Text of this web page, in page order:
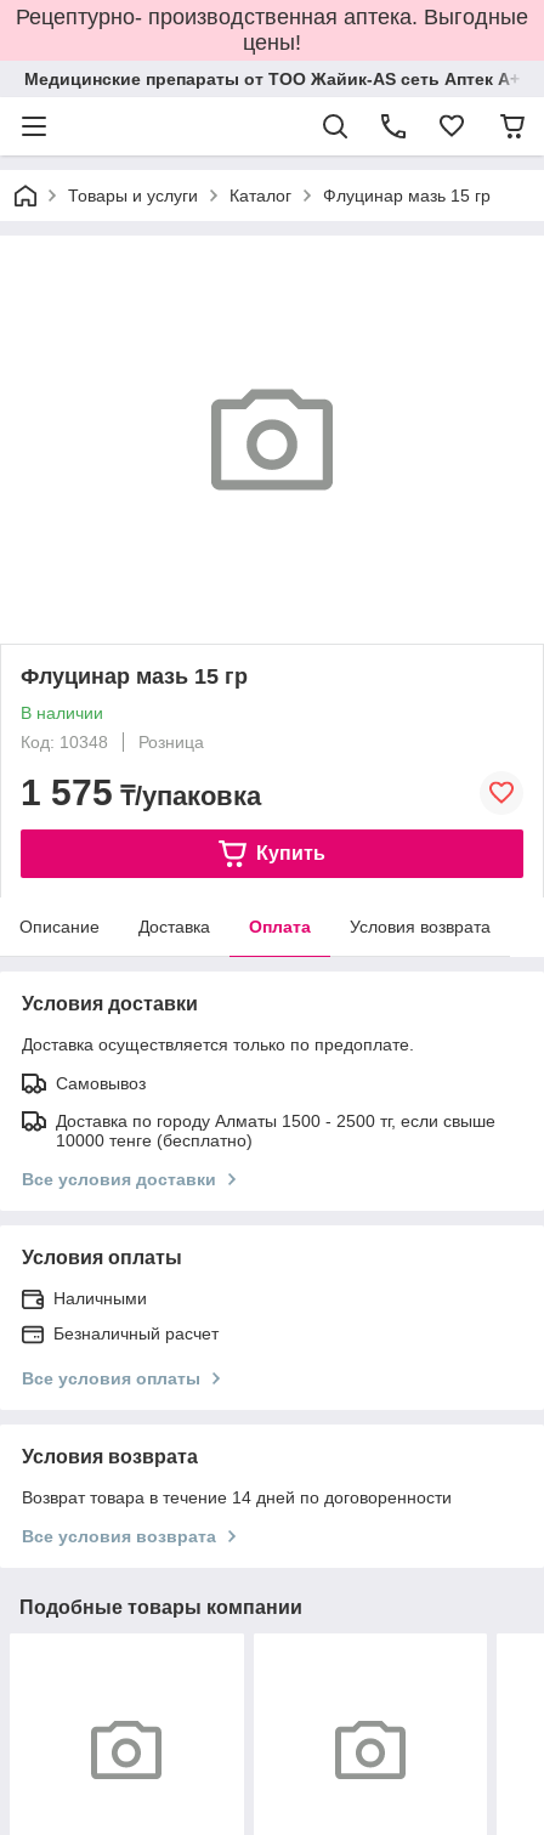
Рецептурно- производственная аптека. Выгодные
цены!
Медицинские препараты от ТОО Жайик-AS сеть Аптек А+
Товары и услуги Каталог Флуцинар мазь 15 гр
Флуцинар мазь 15 гр
В наличии
Код: 10348
Розница
1 575 ₸/упаковка
Купить
Описание Доставка Оплата Условия возврата
Условия доставки
Доставка осуществляется только по предоплате.
Самовывоз
Доставка по городу Алматы 1500 - 2500 тг, если свыше
10000 тенге (бесплатно)
Все условия доставки
Условия оплаты
Наличными
Безналичный расчет
Все условия оплаты
Условия возврата
Возврат товара в течение 14 дней по договоренности
Все условия возврата
Подобные товары компании